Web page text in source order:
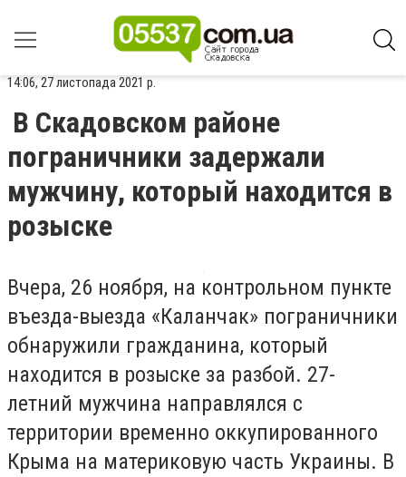
14:06, 27 листопада 2021 р.
В Скадовском районе
пограничники задержали
мужчину, который находится в
розыске
Вчера, 26 ноября, на контрольном пункте
въезда-выезда «Каланчак» пограничники
обнаружили гражданина, который
находится в розыске за разбой. 27-
летний мужчина направлялся с
территории временно оккупированного
Крыма на материковую часть Украины. В